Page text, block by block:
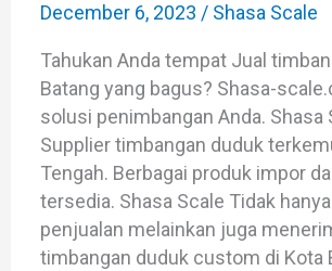
December 6, 2023 / Shasa Scale
Tahukan Anda tempat Jual
Batang yang bagus? Shasa-
solusi penimbangan Anda. Shasa
Supplier timbangan duduk
Tengah. Berbagai produk impor
tersedia. Shasa Scale Tidak
penjualan melainkan juga
timbangan duduk custom di Kota